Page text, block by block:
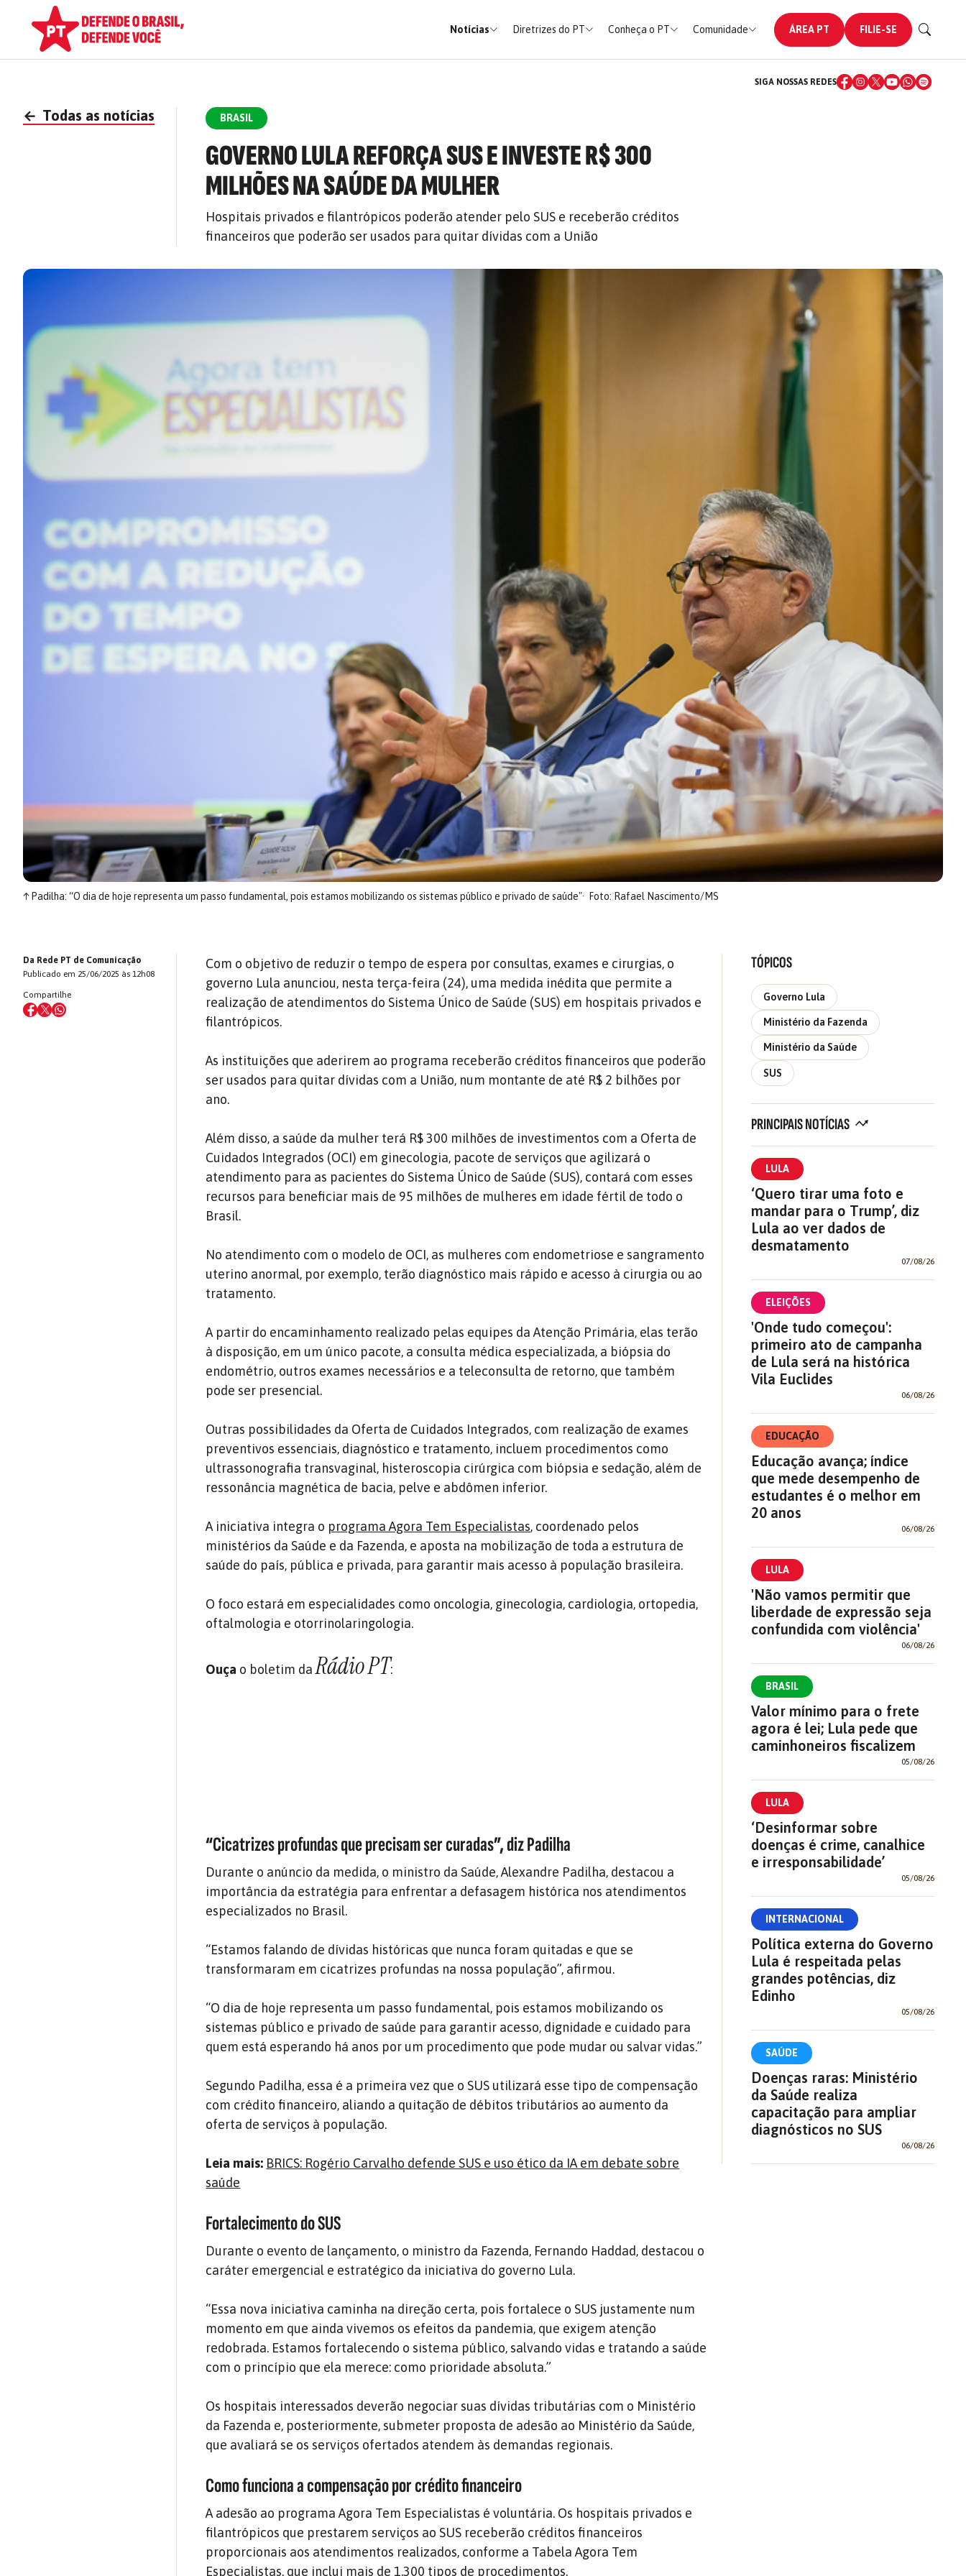
Notícias Diretrizes do PT Conheça o PT Comunidade ÁREA PT FILIE-SE
SIGA NOSSAS REDES
← Todas as notícias BRASIL
GOVERNO LULA REFORÇA SUS E INVESTE R$ 300
MILHÕES NA SAÚDE DA MULHER
Hospitais privados e filantrópicos poderão atender pelo SUS e receberão créditos
financeiros que poderão ser usados para quitar dívidas com a União
↑Padilha: “O dia de hoje representa um passo fundamental, pois estamos mobilizando os sistemas público e privado de saúde" Foto: Rafael Nascimento/MS
Da Rede PT de Comunicação
Publicado em 25/06/2025 às 12h08
Compartilhe
Com o objetivo de reduzir o tempo de espera por consultas, exames e cirurgias, o
governo Lula anunciou, nesta terça-feira (24), uma medida inédita que permite a
realização de atendimentos do Sistema Único de Saúde (SUS) em hospitais privados e
filantrópicos.
As instituições que aderirem ao programa receberão créditos financeiros que poderão
ser usados para quitar dívidas com a União, num montante de até R$ 2 bilhões por
ano.
Além disso, a saúde da mulher terá R$ 300 milhões de investimentos com a Oferta de
Cuidados Integrados (OCI) em ginecologia, pacote de serviços que agilizará o
atendimento para as pacientes do Sistema Único de Saúde (SUS), contará com esses
recursos para beneficiar mais de 95 milhões de mulheres em idade fértil de todo o
Brasil.
No atendimento com o modelo de OCI, as mulheres com endometriose e sangramento
uterino anormal, por exemplo, terão diagnóstico mais rápido e acesso à cirurgia ou ao
tratamento.
A partir do encaminhamento realizado pelas equipes da Atenção Primária, elas terão
à disposição, em um único pacote, a consulta médica especializada, a biópsia do
endométrio, outros exames necessários e a teleconsulta de retorno, que também
pode ser presencial.
Outras possibilidades da Oferta de Cuidados Integrados, com realização de exames
preventivos essenciais, diagnóstico e tratamento, incluem procedimentos como
ultrassonografia transvaginal, histeroscopia cirúrgica com biópsia e sedação, além de
ressonância magnética de bacia, pelve e abdômen inferior.
A iniciativa integra o programa Agora Tem Especialistas, coordenado pelos
ministérios da Saúde e da Fazenda, e aposta na mobilização de toda a estrutura de
saúde do país, pública e privada, para garantir mais acesso à população brasileira.
O foco estará em especialidades como oncologia, ginecologia, cardiologia, ortopedia,
oftalmologia e otorrinolaringologia.
Ouça o boletim daRádio PT:
“Cicatrizes profundas que precisam ser curadas”, diz Padilha
Durante o anúncio da medida, o ministro da Saúde, Alexandre Padilha, destacou a
importância da estratégia para enfrentar a defasagem histórica nos atendimentos
especializados no Brasil.
“Estamos falando de dívidas históricas que nunca foram quitadas e que se
transformaram em cicatrizes profundas na nossa população”, afirmou.
“O dia de hoje representa um passo fundamental, pois estamos mobilizando os
sistemas público e privado de saúde para garantir acesso, dignidade e cuidado para
quem está esperando há anos por um procedimento que pode mudar ou salvar vidas.”
Segundo Padilha, essa é a primeira vez que o SUS utilizará esse tipo de compensação
com crédito financeiro, aliando a quitação de débitos tributários ao aumento da
oferta de serviços à população.
Leia mais: BRICS: Rogério Carvalho defende SUS e uso ético da IA em debate sobre
saúde
Fortalecimento do SUS
Durante o evento de lançamento, o ministro da Fazenda, Fernando Haddad, destacou o
caráter emergencial e estratégico da iniciativa do governo Lula.
“Essa nova iniciativa caminha na direção certa, pois fortalece o SUS justamente num
momento em que ainda vivemos os efeitos da pandemia, que exigem atenção
redobrada. Estamos fortalecendo o sistema público, salvando vidas e tratando a saúde
com o princípio que ela merece: como prioridade absoluta.”
Os hospitais interessados deverão negociar suas dívidas tributárias com o Ministério
da Fazenda e, posteriormente, submeter proposta de adesão ao Ministério da Saúde,
que avaliará se os serviços ofertados atendem às demandas regionais.
Como funciona a compensação por crédito financeiro
A adesão ao programa Agora Tem Especialistas é voluntária. Os hospitais privados e
filantrópicos que prestarem serviços ao SUS receberão créditos financeiros
proporcionais aos atendimentos realizados, conforme a Tabela Agora Tem
Especialistas, que inclui mais de 1.300 tipos de procedimentos.
TÓPICOS
Governo Lula
Ministério da Fazenda
Ministério da Saúde
SUS
PRINCIPAIS NOTÍCIAS
LULA
‘Quero tirar uma foto e
mandar para o Trump’, diz
Lula ao ver dados de
desmatamento
07/08/26
ELEIÇÕES
'Onde tudo começou':
primeiro ato de campanha
de Lula será na histórica
Vila Euclides
06/08/26
EDUCAÇÃO
Educação avança; índice
que mede desempenho de
estudantes é o melhor em
20 anos
06/08/26
LULA
'Não vamos permitir que
liberdade de expressão seja
confundida com violência'
06/08/26
BRASIL
Valor mínimo para o frete
agora é lei; Lula pede que
caminhoneiros fiscalizem
05/08/26
LULA
‘Desinformar sobre
doenças é crime, canalhice
e irresponsabilidade’
05/08/26
INTERNACIONAL
Política externa do Governo
Lula é respeitada pelas
grandes potências, diz
Edinho
05/08/26
SAÚDE
Doenças raras: Ministério
da Saúde realiza
capacitação para ampliar
diagnósticos no SUS
06/08/26